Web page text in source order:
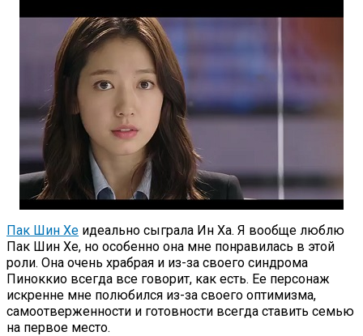
Пак Шин Хе идеально сыграла Ин Ха. Я вообще люблю
Пак Шин Хе, но особенно она мне понравилась в этой
роли. Она очень храбрая и из-за своего синдрома
Пиноккио всегда все говорит, как есть. Ее персонаж
искренне мне полюбился из-за своего оптимизма,
самоотверженности и готовности всегда ставить семью
на первое место.